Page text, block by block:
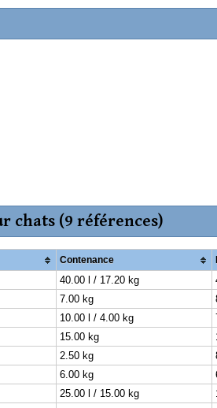
chats (9 références)
Contenance
40.00 l / 17.20 kg
7.00 kg
10.00 l / 4.00 kg
15.00 kg
2.50 kg
6.00 kg
25.00 l / 15.00 kg